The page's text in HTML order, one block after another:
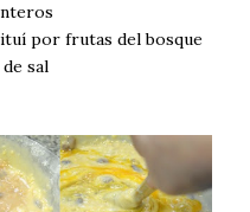
por frutas del bosque
sal